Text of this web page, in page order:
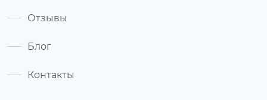
Отзывы
Блог
Контакты